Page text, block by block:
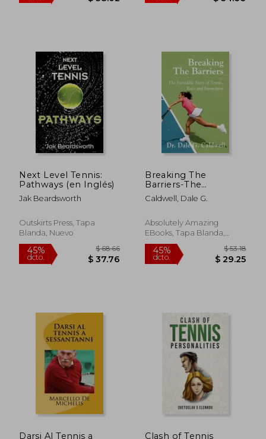
40%
dcto. $ 38.02
40%
dcto.
40% 40%
Next Level Tennis:
Pathways (en Inglés)
Jak Beardsworth
Outskirts Press, Tapa
Blanda, Nuevo
Breaking The
Barriers-The
Incredible Story of
Tennis, Race and
Inglés)
Caldwell, Dale G.
Absolutely Amazing
EBooks, Tapa Blanda,
Nuevo
Darsi Al Tennis a Clash of Tennis